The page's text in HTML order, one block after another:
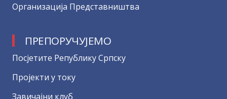
Организација Представништва
ПРЕПОРУЧУЈЕМО
Посјетите Републику Српску
Пројекти у току
Завичајни клуб